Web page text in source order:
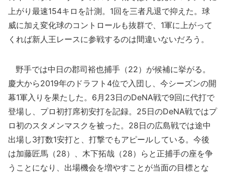
上がり最速154キロを計測。1回を三者凡退で抑えた。球
威に加え変化球のコントロールも抜群で、1軍に上がって
くれば新人王レースに参戦するのは間違いないだろう。
野手では中日の郡司裕也捕手（22）が候補に挙がる。
慶大から2019年のドラフト4位で入団し、今シーズンの開
幕1軍入りを果たした。6月23日のDeNA戦で9回に代打で
登場し、プロ初打席初安打を記録。25日のDeNA戦ではプ
ロ初のスタメンマスクを被った。28日の広島戦では途中
出場し3打数1安打と、打撃でもアピールしている。今後
は加藤匠馬（28）、木下拓哉（28）らと正捕手の座を争
うことになり、出場機会を増やすことが当面の目標とな